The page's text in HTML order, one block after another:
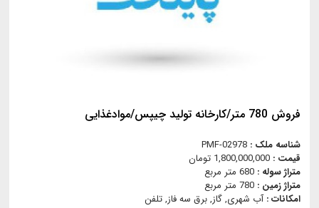
فروش 780 متر/کارخانه تولید چیپس/موادغذایی
شناسه ملک : PMF-02978
قیمت : 1,800,000,000 تومان
متراژ سوله : 680 متر مربع
متراژ زمین : 780 متر مربع
امکانات :آب شهری, گاز, برق سه فاز, تلفن